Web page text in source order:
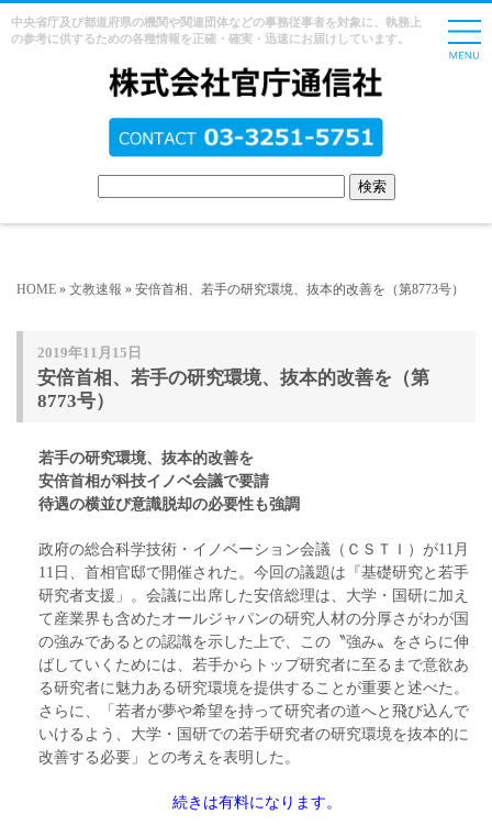
中央省庁及び都道府県の機関や関連団体などの事務従事者を対象に、執務上
の参考に供するための各種情報を正確・確実・迅速にお届けしています。
HOME » 文教速報 » 安倍首相、若手の研究環境、抜本的改善を（第8773号）
2019年11月15日
安倍首相、若手の研究環境、抜本的改善を（第
8773号）
若手の研究環境、抜本的改善を
安倍首相が科技イノベ会議で要請
待遇の横並び意識脱却の必要性も強調
政府の総合科学技術・イノベーション会議（ＣＳＴＩ）が11月
11日、首相官邸で開催された。今回の議題は『基礎研究と若手
研究者支援」。会議に出席した安倍総理は、大学・国研に加え
て産業界も含めたオールジャパンの研究人材の分厚さがわが国
の強みであるとの認識を示した上で、この〝強み〟をさらに伸
ばしていくためには、若手からトップ研究者に至るまで意欲あ
る研究者に魅力ある研究環境を提供することが重要と述べた。
さらに、「若者が夢や希望を持って研究者の道へと飛び込んで
いけるよう、大学・国研での若手研究者の研究環境を抜本的に
改善する必要」との考えを表明した。
続きは有料になります。